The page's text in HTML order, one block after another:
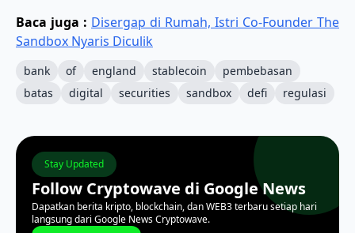
Baca juga : Disergap di Rumah, Istri Co-Founder The
Sandbox Nyaris Diculik
bank of england stablecoin
pembebasan
batas
digital securities sandbox defi regulasi
Stay Updated
Follow Cryptowave di Google News
Dapatkan berita kripto, blockchain, dan WEB3 terbaru setiap hari
langsung dari Google News Cryptowave.